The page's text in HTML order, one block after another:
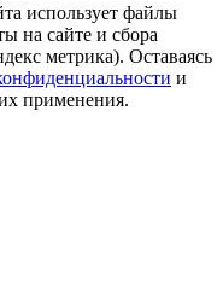
использует файлы
на сайте и сбора
метрика). Оставаясь
и
применения.